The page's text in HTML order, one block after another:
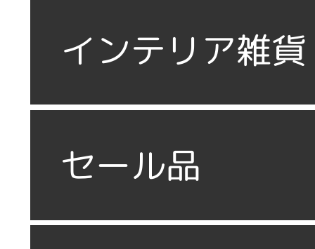
インテリア雑貨
セール品